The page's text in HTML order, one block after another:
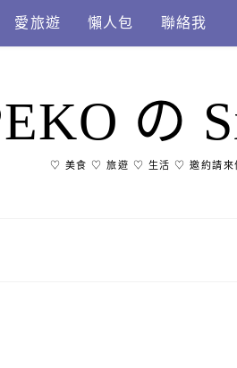
愛旅遊 懶人包 聯絡我
の
♡ 美食 ♡ 旅遊 ♡ 生活 ♡ 邀約請來